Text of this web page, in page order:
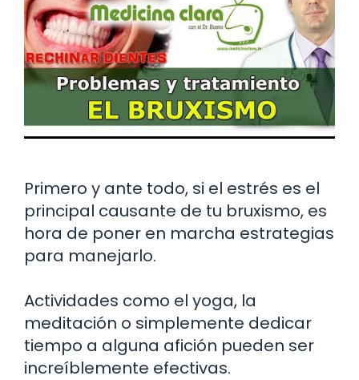
Primero y ante todo, si el estrés es el
principal causante de tu bruxismo, es
hora de poner en marcha estrategias
para manejarlo.
Actividades como el yoga, la
meditación o simplemente dedicar
tiempo a alguna afición pueden ser
increíblemente efectivas.